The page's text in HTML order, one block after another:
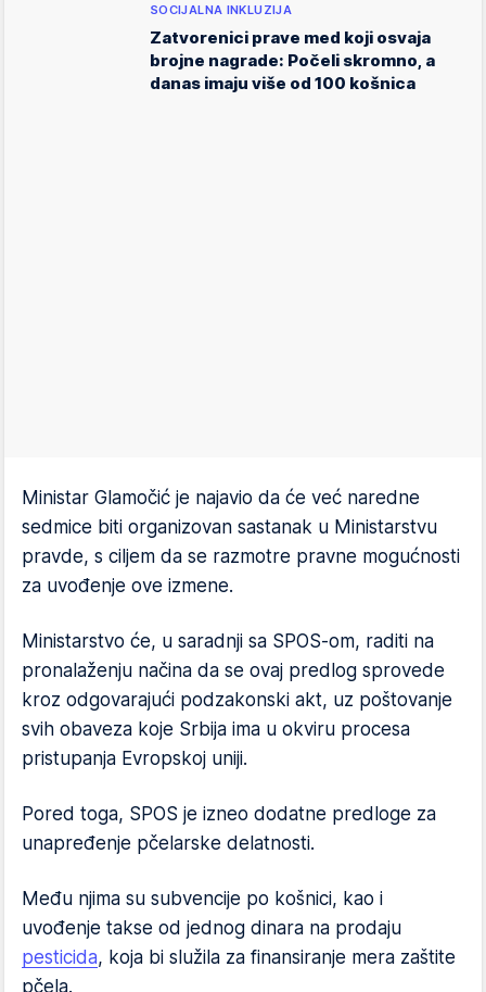
SOCIJALNA INKLUZIJA
Zatvorenici prave med koji osvaja
brojne nagrade: Počeli skromno, a
danas imaju više od 100 košnica
Ministar Glamočić je najavio da će već naredne
sedmice biti organizovan sastanak u Ministarstvu
pravde, s ciljem da se razmotre pravne mogućnosti
za uvođenje ove izmene.
Ministarstvo će, u saradnji sa SPOS-om, raditi na
pronalaženju načina da se ovaj predlog sprovede
kroz odgovarajući podzakonski akt, uz poštovanje
svih obaveza koje Srbija ima u okviru procesa
pristupanja Evropskoj uniji.
Pored toga, SPOS je izneo dodatne predloge za
unapređenje pčelarske delatnosti.
Među njima su subvencije po košnici, kao i
uvođenje takse od jednog dinara na prodaju
pesticida, koja bi služila za finansiranje mera zaštite
pčela.